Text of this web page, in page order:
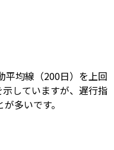
平均線（200日）を上回
していますが、遅行指
多いです。